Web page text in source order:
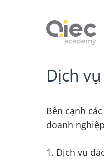
Dịch
Bên cạnh
doanh
1. Dịch vụ